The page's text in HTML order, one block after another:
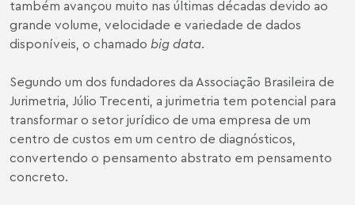
também avançou muito nas últimas décadas devido ao
grande volume, velocidade e variedade de dados
disponíveis, o chamado big data.
Segundo um dos fundadores da Associação Brasileira de
Jurimetria, Júlio Trecenti , a jurimetria tem potencial para
transformar o setor jurídico de uma empresa de um
centro de custos em um centro de diagnósticos,
convertendo o pensamento abstrato em pensamento
concreto.